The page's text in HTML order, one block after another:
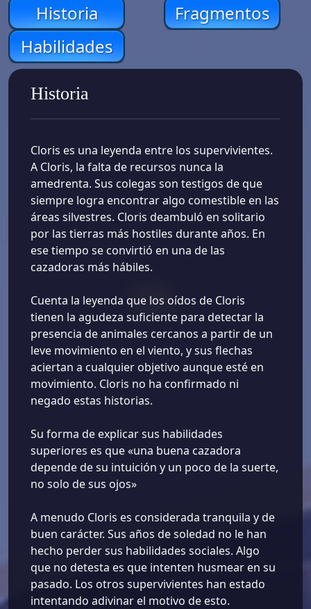
Historia
Fragmentos
Habilidades
Historia
Cloris es una leyenda entre los supervivientes.
A Cloris, la falta de recursos nunca la
amedrenta. Sus colegas son testigos de que
siempre logra encontrar algo comestible en las
áreas silvestres. Cloris deambuló en solitario
por las tierras más hostiles durante años. En
ese tiempo se convirtió en una de las
cazadoras más hábiles.
Cuenta la leyenda que los oídos de Cloris
tienen la agudeza suficiente para detectar la
presencia de animales cercanos a partir de un
leve movimiento en el viento, y sus flechas
aciertan a cualquier objetivo aunque esté en
movimiento. Cloris no ha confirmado ni
negado estas historias.
Su forma de explicar sus habilidades
superiores es que «una buena cazadora
depende de su intuición y un poco de la suerte,
no solo de sus ojos»
A menudo Cloris es considerada tranquila y de
buen carácter. Sus años de soledad no le han
hecho perder sus habilidades sociales. Algo
que no detesta es que intenten husmear en su
pasado. Los otros supervivientes han estado
intentando adivinar el motivo de esto.